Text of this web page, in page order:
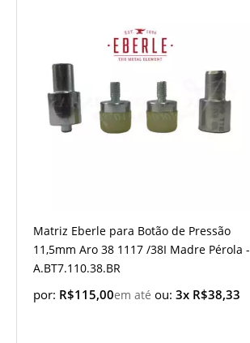
Matriz Eberle para Botão de Pressão
11,5mm Aro 38 1117 /38I Madre Pérola -
A.BT7.110.38.BR
por: R$115,00 ou: 3x R$38,33